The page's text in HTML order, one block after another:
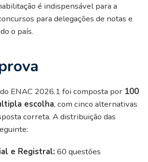
é indispensável para a
para delegações de notas e
o país.
ENAC 2026.1 foi composta por 100
escolha, com cinco alternativas
correta. A distribuição das
e Registral: 60 questões